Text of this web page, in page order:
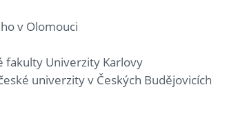
v Olomouci
fakulty Univerzity Karlovy
univerzity v Českých Budějovicích